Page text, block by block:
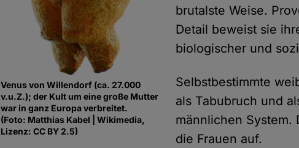
Venus von Willendorf (ca. 27.000
v.u.Z.); der Kult um eine große Mutter
war in ganz Europa verbreitet.
(Foto: Matthias Kabel | Wikimedia,
Lizenz: CC BY 2.5)
brutalste Weise.
Detail beweist sie
biologischer und
Selbstbestimmte
als Tabubruch und
männlichen System.
die Frauen auf.